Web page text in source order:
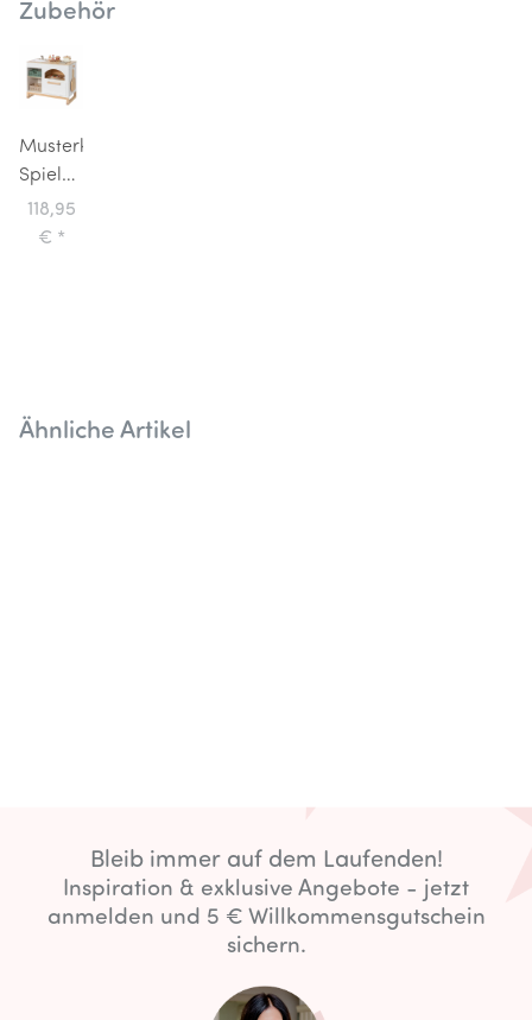
Zubehör
Musterkind
Spielküche
mit
Pizzaofen
118,95
€ *
Ähnliche Artikel
Bleib immer auf dem Laufenden!
Inspiration & exklusive Angebote - jetzt
anmelden und 5 € Willkommensgutschein
sichern.